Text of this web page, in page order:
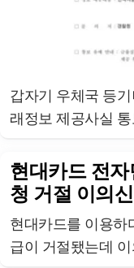
갑자기 우체국 등
래정보 제공사실
현대카드 전
청 거절 이의
현대카드를 이용하
급이 거절됐는데